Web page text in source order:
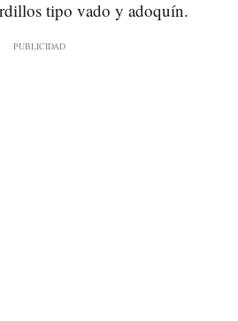
tipo vado y adoquín.